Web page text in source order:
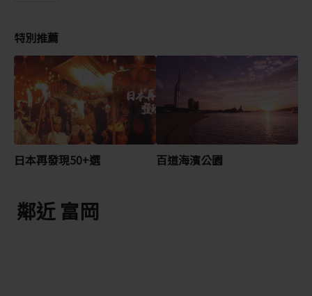
特別推薦
日本再發現50+選 百道海濱公園
鄰近 富岡